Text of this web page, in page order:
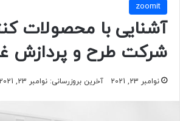
zoomit
آشنایی با محصولات
شرکت طرح و پردازش
نوامبر 23, 2021 آخرین بروزرسانی: نوامبر 23, 2021